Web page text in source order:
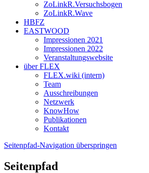
ZoLinkR.Versuchsbogen
ZoLinkR.Wave
HBFZ
EASTWOOD
Impressionen 2021
Impressionen 2022
Veranstaltungswebsite
über FLEX
FLEX.wiki (intern)
Team
Ausschreibungen
Netzwerk
KnowHow
Publikationen
Kontakt
Seitenpfad-Navigation überspringen
Seitenpfad